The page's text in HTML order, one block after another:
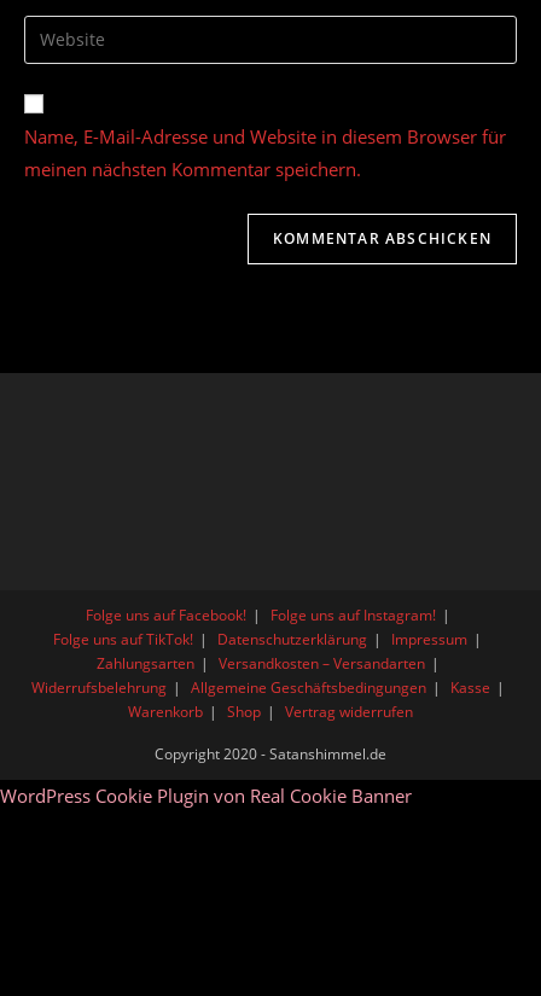
zum
Kommentieren
ein
E-
Mail-
zum
Kommentieren
ein
Gib
deine
Website-
URL
ein
(optional)
Name, E-Mail-Adresse und Website in diesem Browser für
meinen nächsten Kommentar speichern.
Folge uns auf Facebook!
Folge uns auf Instagram!
Folge uns auf TikTok!
Datenschutzerklärung
Impressum
Zahlungsarten
Versandkosten – Versandarten
Widerrufsbelehrung
Allgemeine Geschäftsbedingungen
Kasse
Warenkorb
Shop Vertrag widerrufen
Copyright 2020 - Satanshimmel.de
WordPress Cookie Plugin von Real Cookie Banner